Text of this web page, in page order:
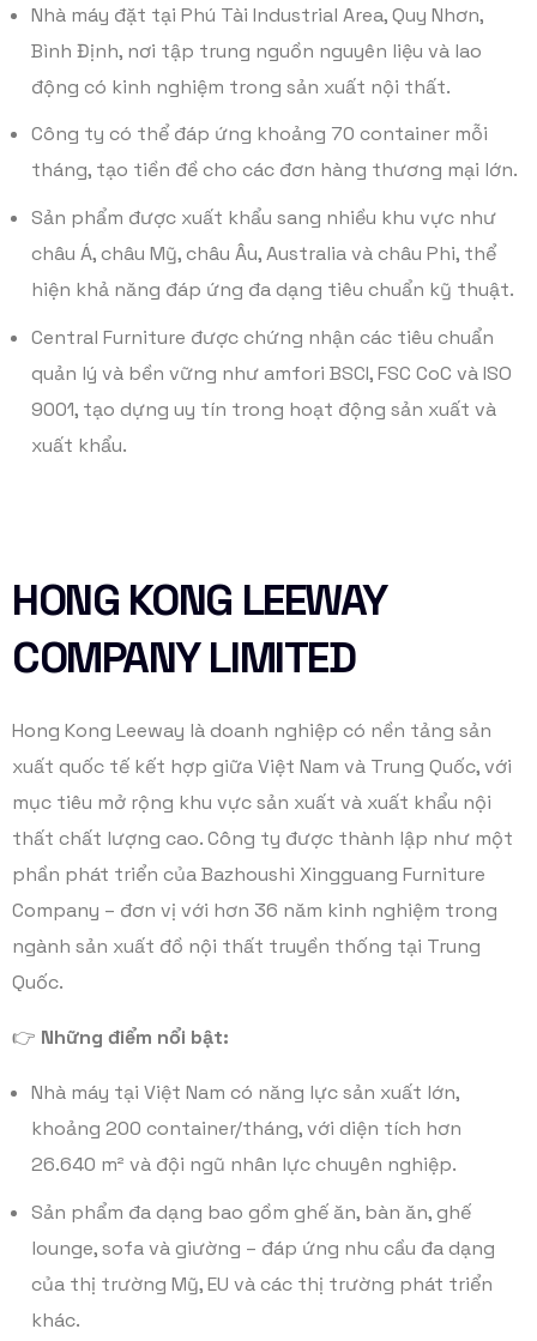
Nhà máy đặt tại Phú Tài Industrial Area, Quy Nhơn,
Bình Định, nơi tập trung nguồn nguyên liệu và lao
động có kinh nghiệm trong sản xuất nội thất.
Công ty có thể đáp ứng khoảng 70 container mỗi
tháng, tạo tiền đề cho các đơn hàng thương mại lớn.
Sản phẩm được xuất khẩu sang nhiều khu vực như
châu Á, châu Mỹ, châu Âu, Australia và châu Phi, thể
hiện khả năng đáp ứng đa dạng tiêu chuẩn kỹ thuật.
Central Furniture được chứng nhận các tiêu chuẩn
quản lý và bền vững như amfori BSCI, FSC CoC và ISO
9001, tạo dựng uy tín trong hoạt động sản xuất và
xuất khẩu.
HONG KONG LEEWAY
COMPANY LIMITED
Hong Kong Leeway là doanh nghiệp có nền tảng sản
xuất quốc tế kết hợp giữa Việt Nam và Trung Quốc, với
mục tiêu mở rộng khu vực sản xuất và xuất khẩu nội
thất chất lượng cao. Công ty được thành lập như một
phần phát triển của Bazhoushi Xingguang Furniture
Company – đơn vị với hơn 36 năm kinh nghiệm trong
ngành sản xuất đồ nội thất truyền thống tại Trung
Quốc.
👉 Những điểm nổi bật:
Nhà máy tại Việt Nam có năng lực sản xuất lớn,
khoảng 200 container/tháng, với diện tích hơn
26.640 m² và đội ngũ nhân lực chuyên nghiệp.
Sản phẩm đa dạng bao gồm ghế ăn, bàn ăn, ghế
lounge, sofa và giường – đáp ứng nhu cầu đa dạng
của thị trường Mỹ, EU và các thị trường phát triển
khác.